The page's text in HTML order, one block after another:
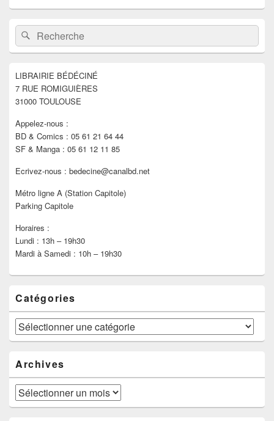
Zone
principale
de
widget
barre
latérale
Recherche :Rechercher
LIBRAIRIE BÉDÉCINÉ
7 RUE ROMIGUIÈRES
31000 TOULOUSE
Appelez-nous :
BD & Comics : 05 61 21 64 44
SF & Manga : 05 61 12 11 85
Ecrivez-nous : bedecine@canalbd.net
Métro ligne A (Station Capitole)
Parking Capitole
Horaires :
Lundi : 13h – 19h30
Mardi à Samedi : 10h – 19h30
Catégories
Catégories
Archives
Archives